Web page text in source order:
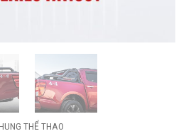
THỂ THAO